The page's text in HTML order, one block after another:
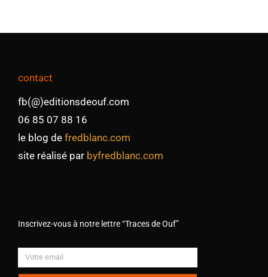
contact
fb(@)editionsdeouf.com
06 85 07 88 16
le blog de fredblanc.com
site réalisé par byfredblanc.com
Inscrivez-vous à notre lettre “Traces de Ouf”